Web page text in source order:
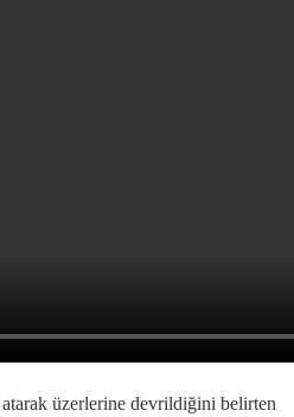
üzerlerine devrildiğini belirten